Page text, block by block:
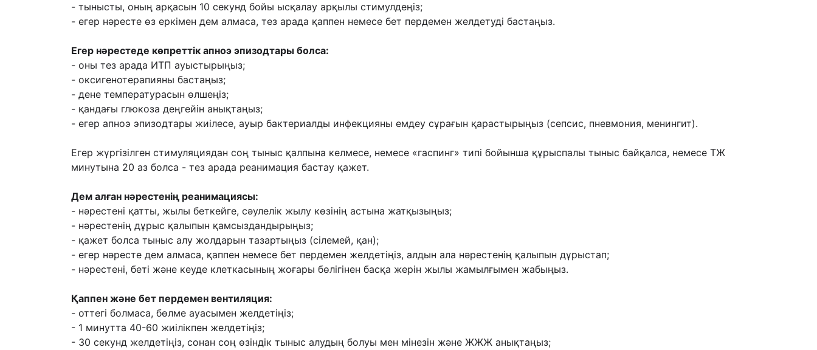
- тынысты, оның арқасын 10 секунд бойы ысқалау арқылы стимулдеңіз;
- егер нəресте өз еркімен дем алмаса, тез арада қаппен немесе бет пердемен желдетуді бастаңыз.
Егер нəрестеде көпреттік апноэ эпизодтары болса:
- оны тез арада ИТП ауыстырыңыз;
- оксигенотерапияны бастаңыз;
- дене температурасын өлшеңіз;
- қандағы глюкоза деңгейін анықтаңыз;
- егер апноэ эпизодтары жиілесе, ауыр бактериалды инфекцияны емдеу сұрағын қарастырыңыз (сепсис, пневмония, менингит).
Егер жүргізілген стимуляциядан соң тыныс қалпына келмесе, немесе «гаспинг» типі бойынша құрыспалы тыныс байқалса, немесе ТЖ
минутына 20 аз болса - тез арада реанимация бастау қажет.
Дем алған нəрестенің реанимациясы:
- нəрестені қатты, жылы беткейге, сəулелік жылу көзінің астына жатқызыңыз;
- нəрестенің дұрыс қалыпын қамсыздандырыңыз;
- қажет болса тыныс алу жолдарын тазартыңыз (сілемей, қан);
- егер нəресте дем алмаса, қаппен немесе бет пердемен желдетіңіз, алдын ала нəрестенің қалыпын дұрыстап;
- нəрестені, беті жəне кеуде клеткасының жоғары бөлігінен басқа жерін жылы жамылғымен жабыңыз.
Қаппен жəне бет пердемен вентиляция:
- оттегі болмаса, бөлме ауасымен желдетіңіз;
- 1 минутта 40-60 жиілікпен желдетіңіз;
- 30 секунд желдетіңіз, сонан соң өзіндік тыныс алудың болуы мен мінезін жəне ЖЖЖ анықтаңыз;